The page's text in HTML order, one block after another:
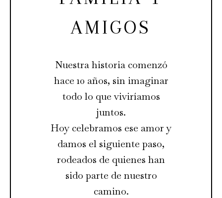
AMIGOS
Nuestra historia comenzó
hace 10 años, sin imaginar
todo lo que viviríamos
juntos.
Hoy celebramos ese amor y
damos el siguiente paso,
rodeados de quienes han
sido parte de nuestro
camino.